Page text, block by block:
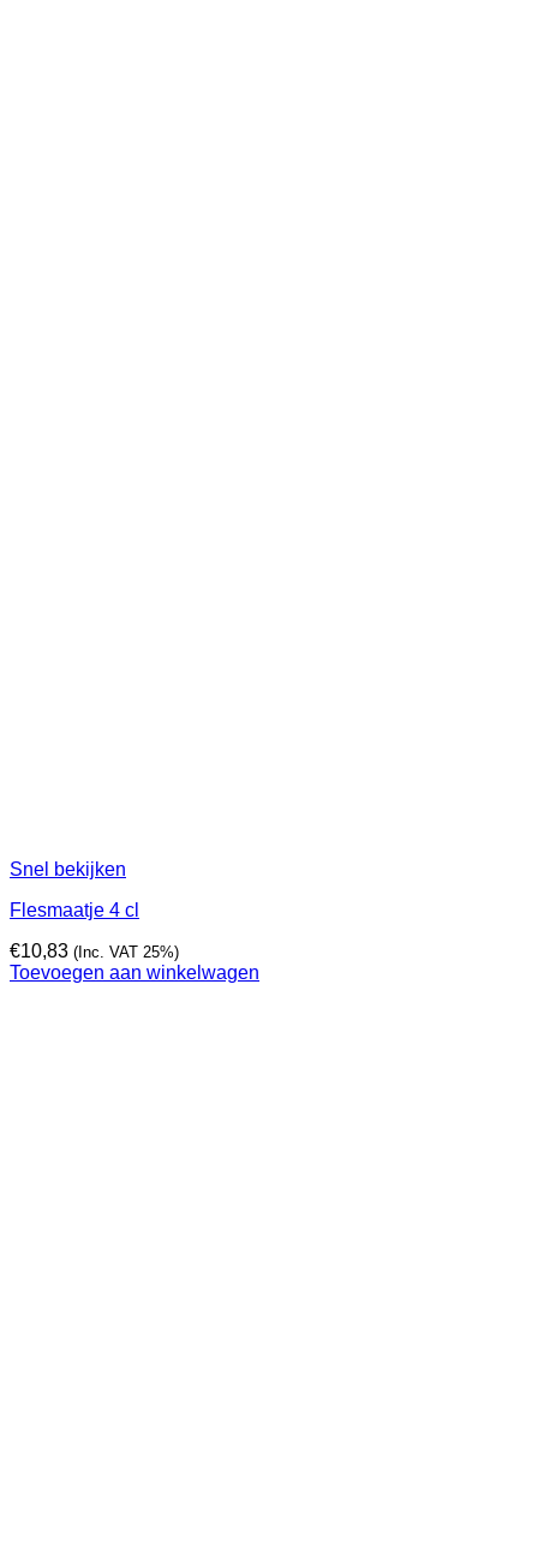
Snel bekijken
Flesmaatje 4 cl
€10,83 (Inc. VAT 25%)
Toevoegen aan winkelwagen